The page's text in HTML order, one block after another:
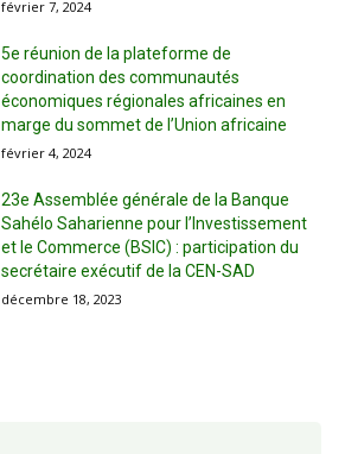
février 7, 2024
5e réunion de la plateforme de
coordination des communautés
économiques régionales africaines en
marge du sommet de l’Union africaine
février 4, 2024
23e Assemblée générale de la Banque
Sahélo Saharienne pour l’Investissement
et le Commerce (BSIC) : participation du
secrétaire exécutif de la CEN-SAD
décembre 18, 2023